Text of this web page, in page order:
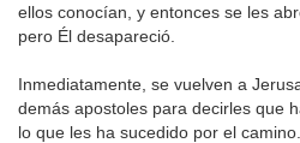
ellos conocían, y entonces se les
pero Él desapareció.
Inmediatamente, se vuelven a
demás apostoles para decirles que
lo que les ha sucedido por el camino.